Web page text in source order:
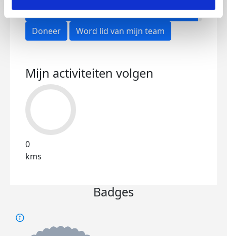
Doneer Word lid van mijn team
Mijn activiteiten volgen
0
kms
Badges